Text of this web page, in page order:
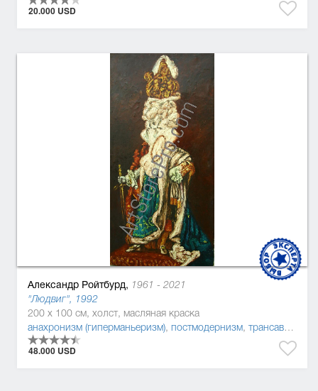
20.000 USD
Александр Ройтбурд, 1961 - 2021
"Людвиг", 1992
200 x 100 см, холст, масляная краска
анахронизм (гиперманьеризм), постмодернизм, трансавангард
48.000 USD